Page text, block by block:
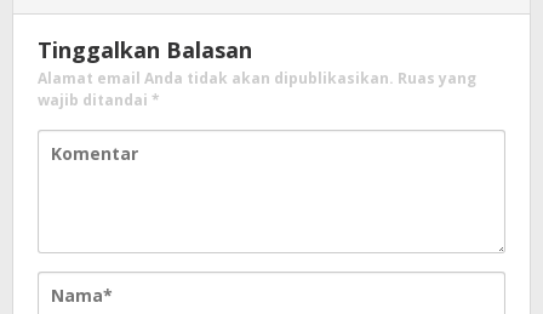
Tinggalkan Balasan
Alamat email Anda tidak akan dipublikasikan. Ruas yang
wajib ditandai *